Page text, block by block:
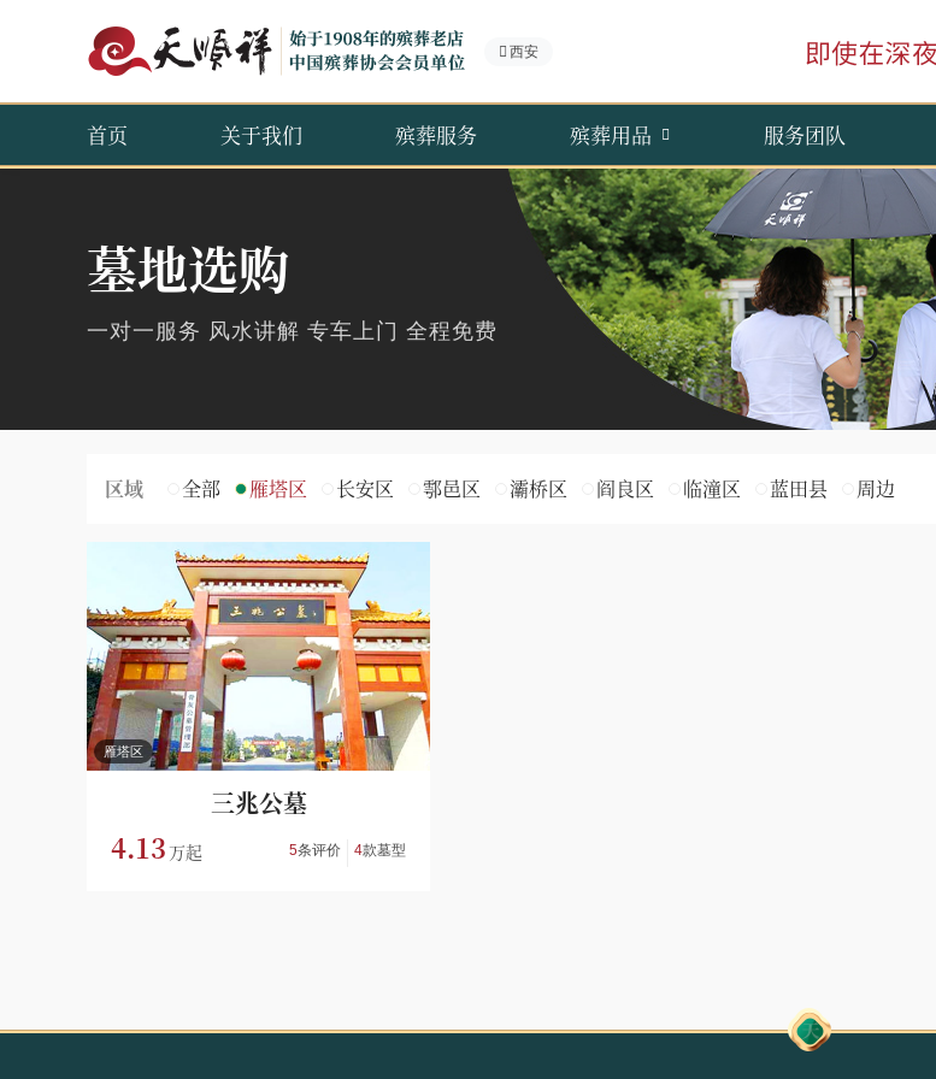
西安
首页 关于我们 殡葬服务 殡葬用品 服务团队
墓地选购
一对一服务 风水讲解 专车上门 全程免费
区域 全部 雁塔区 长安区 鄠邑区 灞桥区 阎良区 临潼区 蓝田县 周边
雁塔区
三兆公墓
4.13 5条评价 4款墓型